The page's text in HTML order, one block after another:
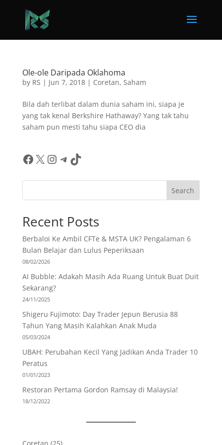
Ole-ole Daripada Oklahoma
by RS | Jun 7, 2018| Coretan, Saham
Bila dah terlibat dalam dunia saham ini, siapa je
yang tak kenal Berkshire Hathaway? Yang tak tahu
saham pun mesti tahu siapa CEO dia
Facebook
X Instagram
Telegram
TikTok
Search
Recent Posts
Berbaloi Ke Ambil CFTe & MSTA UK? Pengalaman 6
Bulan Belajar dan Lulus Peperiksaan
08/02/2026
AI Bubble: Adakah Masih Ada Ruang Untuk Buat Duit
Sekarang?
24/11/2025
Shigeru Fujimoto: Day Trader Jepun Berusia 88
Tahun Yang Masih Kalahkan Anak Muda
05/03/2024
UBAH: Perubahan Kecil Yang Jadikan Anda Trader 10
Peratus
01/01/2023
Restoran Pertama Gordon Ramsay di Malaysia!
18/12/2022